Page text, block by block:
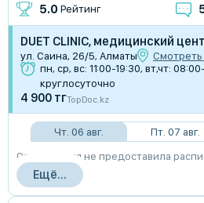
5.0 Рейтинг
DUET CLINIC, медицинский
​ул. Саина, 26/5, Алматы
Смотреть
пн, ср, вс: 11:00-19:30, вт,чт:
круглосуточно
4 900 тгTopDoc.kz
Чт. 06 авг. Пт. 07 авг.
Организация не предоставила
Ещё...